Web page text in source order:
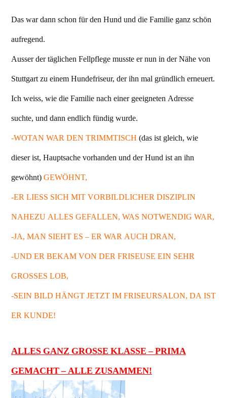
Das war dann schon für den Hund und die Familie ganz schön
aufregend.
Ausser der täglichen Fellpflege musste er nun in der Nähe von
Stuttgart zu einem Hundefriseur, der ihn mal gründlich erneuert.
Ich weiss, wie die Familie nach einer geeigneten Adresse
suchte, und dann endlich fündig wurde.
-WOTAN WAR DEN TRIMMTISCH (das ist gleich, wie
dieser ist, Hauptsache vorhanden und der Hund ist an ihn
gewöhnt) GEWÖHNT,
-ER LIESS SICH MIT VORBILDLICHER DISZIPLIN
NAHEZU ALLES GEFALLEN, WAS NOTWENDIG WAR,
-JA, MAN SIEHT ES – ER WAR AUCH DRAN,
-UND ER BEKAM VON DER FRISEUSE EIN SEHR
GROSSES LOB,
-SEIN BILD HÄNGT JETZT IM FRISEURSALON, DA IST
ER KUNDE!
ALLES GANZ GROSSE KLASSE – PRIMA
GEMACHT – ALLE ZUSAMMEN!